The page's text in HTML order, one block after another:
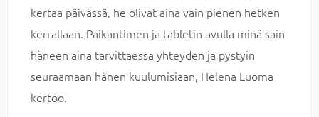
kertaa päivässä, he olivat aina vain pienen hetken
kerrallaan. Paikantimen ja tabletin avulla minä sain
häneen aina tarvittaessa yhteyden ja pystyin
seuraamaan hänen kuulumisiaan, Helena Luoma
kertoo.